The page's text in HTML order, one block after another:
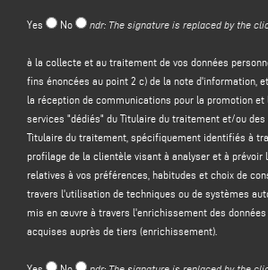
juridique de cette finalité est l'intérêt légitime du
l'attente raisonnable que vous vous attendiez à ce que
personnelles soient traitées par le responsable du
répondre à votre demande de contact ;
envoyer des communications
services et les produits du responsable du traitement
groupe
du responsable du traitement et/ou des
eux ou vous contacter à des fins d'étude de marché
opérateur ou par des méthodes de contact
campagnes de courrier électronique automatisées,
téléphonique automatisé, messagerie instantanée, etc ;
traitement et/ou des sociétés du Groupe du Titulaire
Yes No ndr: The signature is replaced by the
à la collecte et au traitement de vos données
fins énoncées au point 2 c) de la note d'information,
la réception de communications pour la promotion et
services "dédiés" du Titulaire du traitement et/ou des
Titulaire du traitement, spécifiquement identifiés à
profilage de la clientèle visant à analyser et à prévoir
relatives à vos préférences, habitudes et choix de
travers l'utilisation de techniques ou de systèmes
mis en œuvre à travers l'enrichissement des
acquises auprès de tiers (enrichissement).